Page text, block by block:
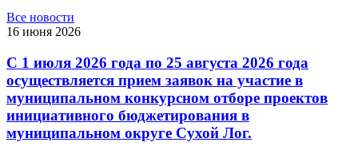
Все новости
16 июня 2026
С 1 июля 2026 года по 25 августа 2026 года
осуществляется прием заявок на участие в
муниципальном конкурсном отборе проектов
инициативного бюджетирования в
муниципальном округе Сухой Лог.